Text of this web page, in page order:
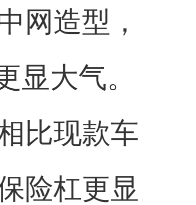
网造型，
显大气。
比现款车
险杠更显